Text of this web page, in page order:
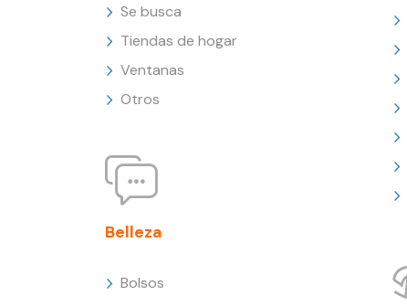
Se busca
Tiendas de hogar
Ventanas
Otros
Belleza
Bolsos